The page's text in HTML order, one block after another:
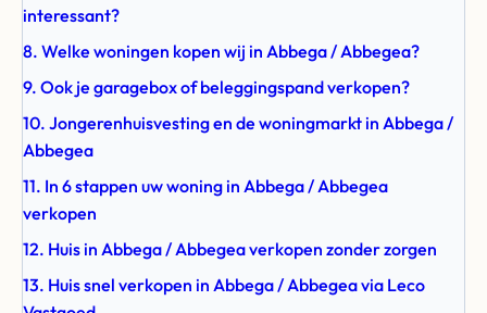
interessant?
8. Welke woningen kopen wij in Abbega / Abbegea?
9. Ook je garagebox of beleggingspand verkopen?
10. Jongerenhuisvesting en de woningmarkt in Abbega /
Abbegea
11. In 6 stappen uw woning in Abbega / Abbegea
verkopen
12. Huis in Abbega / Abbegea verkopen zonder zorgen
13. Huis snel verkopen in Abbega / Abbegea via Leco